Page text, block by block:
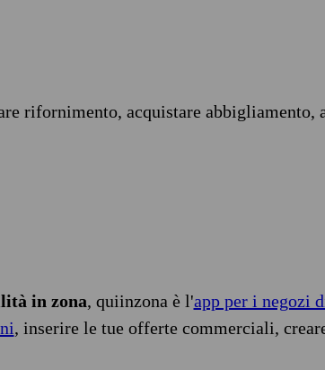
rifornimento, acquistare abbigliamento,
in zona, quiinzona è l'app per i negozi
, inserire le tue offerte commerciali,